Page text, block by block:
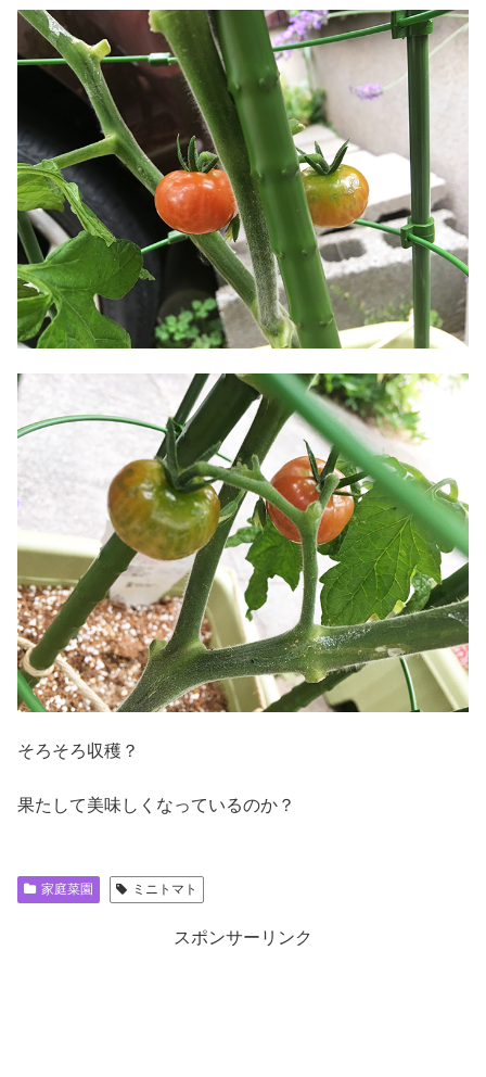
そろそろ収穫？
果たして美味しくなっているのか？
家庭菜園 ミニトマト
スポンサーリンク